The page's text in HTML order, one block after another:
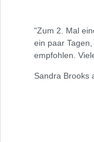
"Zum 2. Mal
ein paar
empfohlen.
Sandra Brooks